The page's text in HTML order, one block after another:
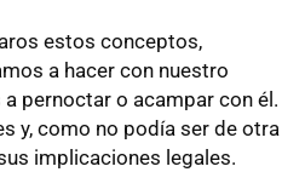
estos conceptos,
a hacer con nuestro
pernoctar o acampar con él.
y, como no podía ser de otra
implicaciones legales.